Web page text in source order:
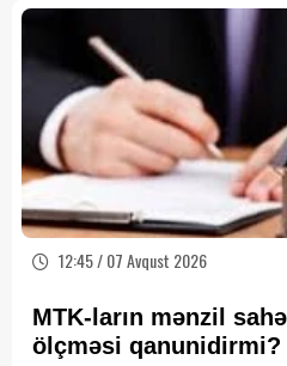
12:45 / 07 Avqust 2026
MTK-ların mənzil
ölçməsi qanunidirmi?